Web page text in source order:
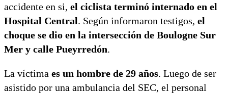
accidente en si, el ciclista terminó internado en el
Hospital Central. Según informaron testigos, el
choque se dio en la intersección de Boulogne Sur
Mer y calle Pueyrredón.
La víctima es un hombre de 29 años. Luego de ser
asistido por una ambulancia del SEC, el personal